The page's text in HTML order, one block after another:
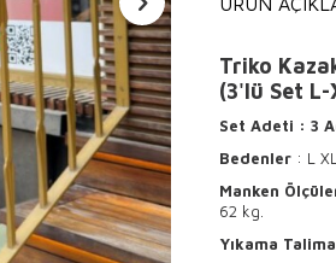
Triko
(3'lü Set L-
Set Adeti : 3
Bedenler : L
Manken
62 kg.
Yıkama